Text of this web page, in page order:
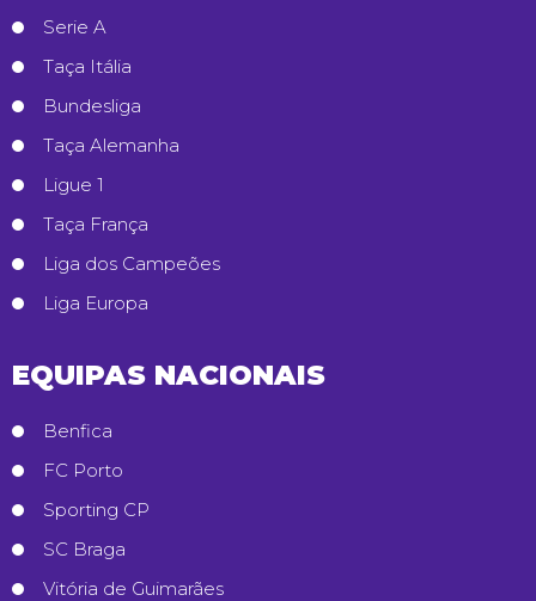
Serie A
Taça Itália
Bundesliga
Taça Alemanha
Ligue 1
Taça França
Liga dos Campeões
Liga Europa
EQUIPAS NACIONAIS
Benfica
FC Porto
Sporting CP
SC Braga
Vitória de Guimarães